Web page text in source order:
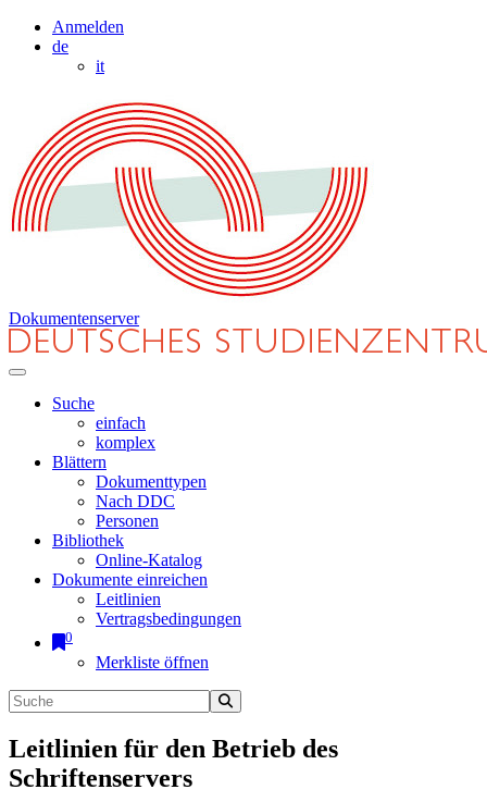
Anmelden
de
it
Dokumentenserver
Suche
einfach
komplex
Blättern
Dokumenttypen
Nach DDC
Personen
Bibliothek
Online-Katalog
Dokumente einreichen
Leitlinien
Vertragsbedingungen
0
Merkliste öffnen
Leitlinien für den Betrieb des
Schriftenservers